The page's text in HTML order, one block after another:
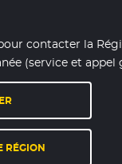
contacter la
(service et appel
RÉGION